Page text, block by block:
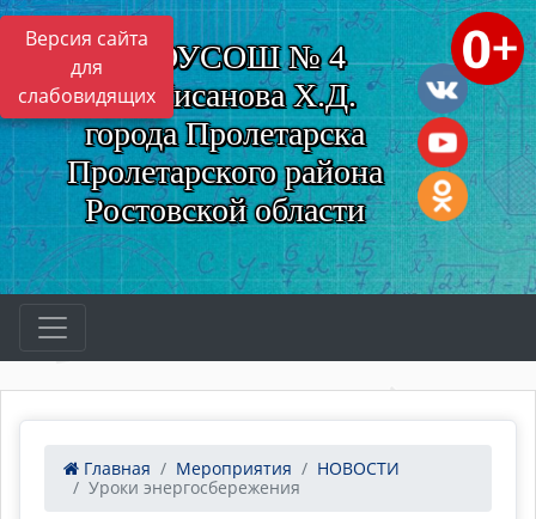
Версия сайта
для
слабовидящих
МБОУСОШ № 4
им. Нисанова Х.Д.
города Пролетарска
Пролетарского района
Ростовской области
Главная Мероприятия
НОВОСТИ
Уроки энергосбережения